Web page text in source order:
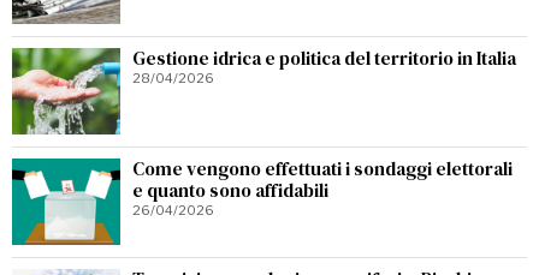
Gestione idrica e politica del territorio in Italia
28/04/2026
Come vengono effettuati i sondaggi elettorali
e quanto sono affidabili
26/04/2026